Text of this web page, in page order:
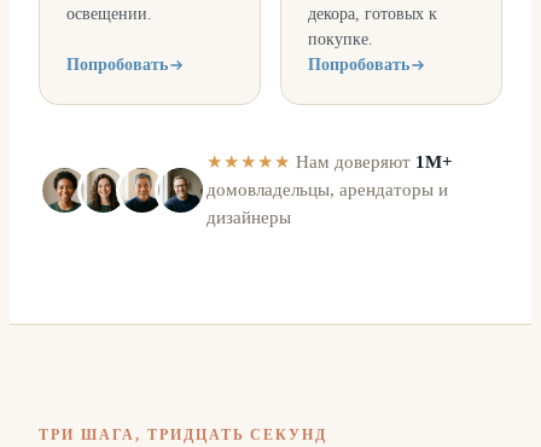
освещении.
Попробовать
декора, готовых к
покупке.
Попробовать
★★★★★ Нам доверяют 1M+
домовладельцы, арендаторы и
дизайнеры
ТРИ ШАГА, ТРИДЦАТЬ СЕКУНД